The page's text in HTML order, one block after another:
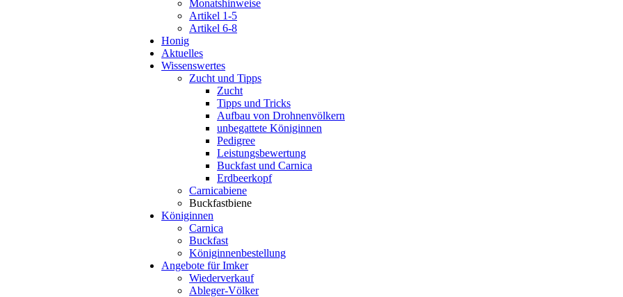
Monatshinweise
Artikel 1-5
Artikel 6-8
Honig
Aktuelles
Wissenswertes
Zucht und Tipps
Zucht
Tipps und Tricks
Aufbau von Drohnenvölkern
unbegattete Königinnen
Pedigree
Leistungsbewertung
Buckfast und Carnica
Erdbeerkopf
Carnicabiene
Buckfastbiene
Königinnen
Carnica
Buckfast
Königinnenbestellung
Angebote für Imker
Wiederverkauf
Ableger-Völker